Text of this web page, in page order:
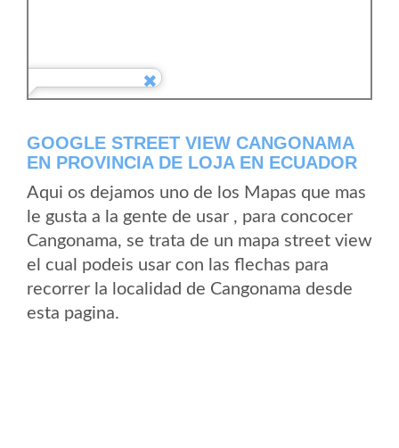
GOOGLE STREET VIEW CANGONAMA
EN PROVINCIA DE LOJA EN ECUADOR
Aqui os dejamos uno de los Mapas que mas
le gusta a la gente de usar , para concocer
Cangonama, se trata de un mapa street view
el cual podeis usar con las flechas para
recorrer la localidad de Cangonama desde
esta pagina.